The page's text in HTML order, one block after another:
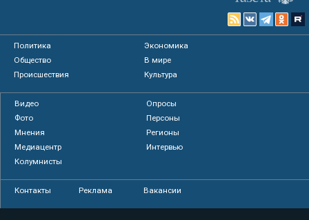
Политика
Экономика
Общество
В мире
Происшествия
Культура
Видео
Опросы
Фото
Персоны
Мнения
Регионы
Медиацентр
Интервью
Колумнисты
Контакты Реклама Вакансии